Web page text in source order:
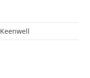
Keenwell